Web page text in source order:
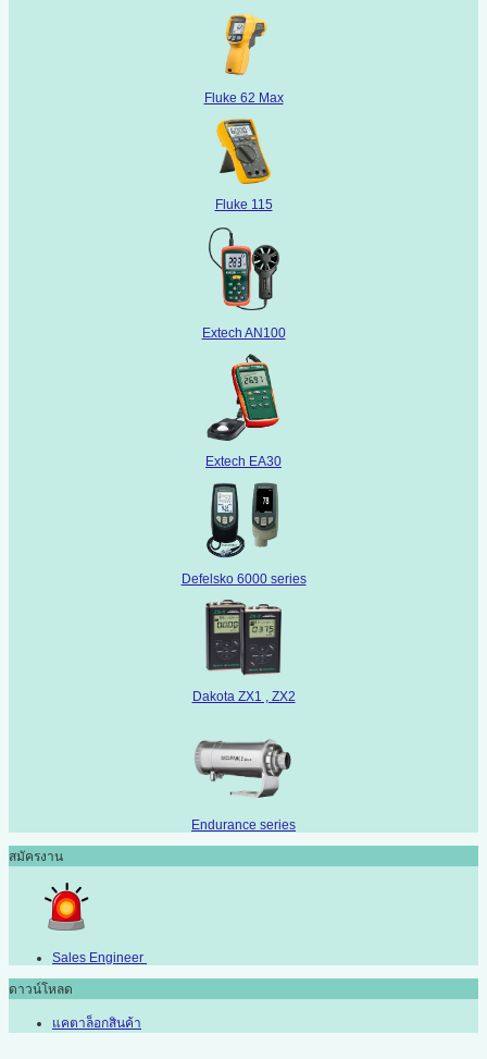
Fluke 62 Max
Fluke 115
Extech AN100
Extech EA30
Defelsko 6000 series
Dakota ZX1 , ZX2
Endurance series
สมัครงาน
Sales Engineer
ดาวน์โหลด
แคตาล็อกสินค้า